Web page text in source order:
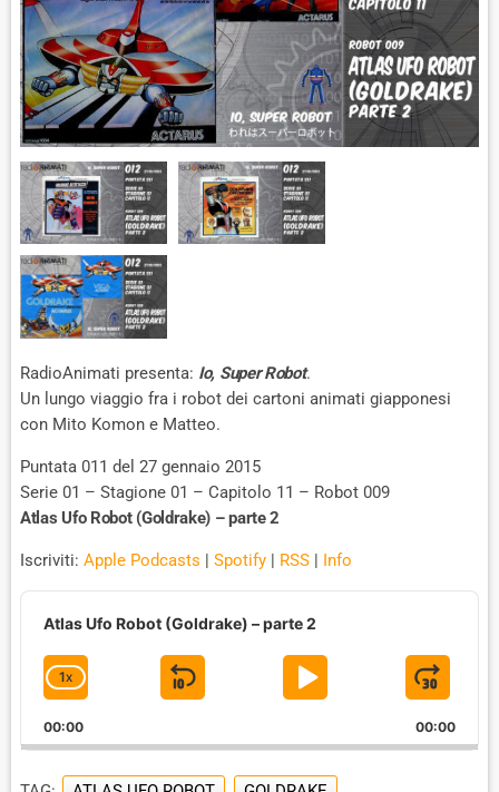
RadioAnimati presenta: Io, Super Robot.
Un lungo viaggio fra i robot dei cartoni animati giapponesi
con Mito Komon e Matteo.
Puntata 011 del 27 gennaio 2015
Serie 01 – Stagione 01 – Capitolo 11 – Robot 009
Atlas Ufo Robot (Goldrake) – parte 2
Iscriviti: Apple Podcasts | Spotify | RSS | Info
A
a
Atlas Ufo Robot (Goldrake) – parte 2
C
A
N
G
1X
S
I
P
A
J
U
M
00:00 00:00